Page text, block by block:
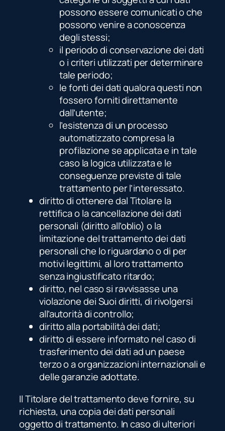
possono essere comunicati o che
possono venire a conoscenza
degli stessi;
il periodo di conservazione dei dati
o i criteri utilizzati per determinare
tale periodo;
le fonti dei dati qualora questi non
fossero forniti direttamente
dall’utente;
l’esistenza di un processo
automatizzato compresa la
profilazione se applicata e in tale
caso la logica utilizzata e le
conseguenze previste di tale
trattamento per l’interessato.
diritto di ottenere dal Titolare la
rettifica o la cancellazione dei dati
personali (diritto all’oblio) o la
limitazione del trattamento dei dati
personali che lo riguardano o di per
motivi legittimi, al loro trattamento
senza ingiustificato ritardo;
diritto, nel caso si ravvisasse una
violazione dei Suoi diritti, di rivolgersi
all’autorità di controllo;
diritto alla portabilità dei dati;
diritto di essere informato nel caso di
trasferimento dei dati ad un paese
terzo o a organizzazioni internazionali e
delle garanzie adottate.
Il Titolare del trattamento deve fornire, su
richiesta, una copia dei dati personali
oggetto di trattamento. In caso di ulteriori